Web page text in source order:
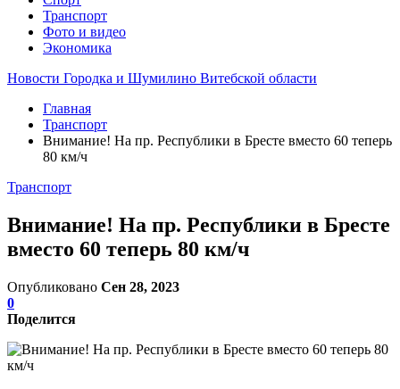
Транспорт
Фото и видео
Экономика
Новости Городка и Шумилино Витебской области
Главная
Транспорт
Внимание! На пр. Республики в Бресте вместо 60 теперь
80 км/ч
Транспорт
Внимание! На пр. Республики в Бресте
вместо 60 теперь 80 км/ч
Опубликовано Сен 28, 2023
0
Поделится